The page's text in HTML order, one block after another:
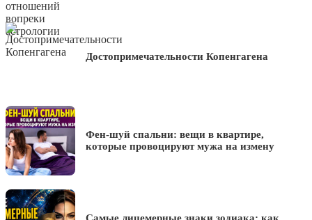
Достопримечательности Копенгагена
Фен-шуй спальни: вещи в квартире,
которые провоцируют мужа на измену
Самые лицемерные знаки зодиака: как